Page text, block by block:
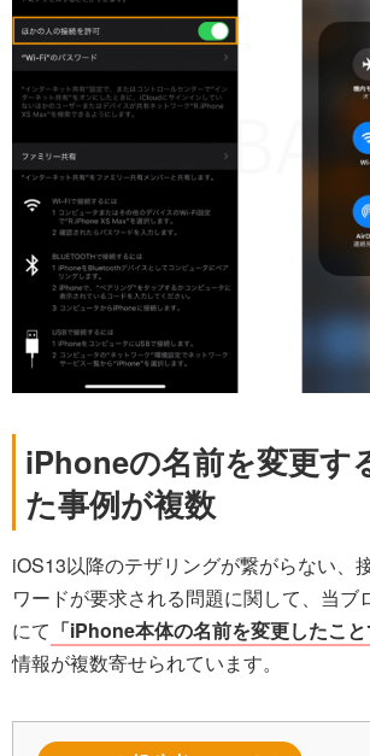
iPhoneの名前を変更す
た事例が複数
iOS13以降のテザリングが繋がらない、
ワードが要求される問題に関して、当ブ
にて 「iPhone本体の名前を変更したこと
情報が複数寄せられています。